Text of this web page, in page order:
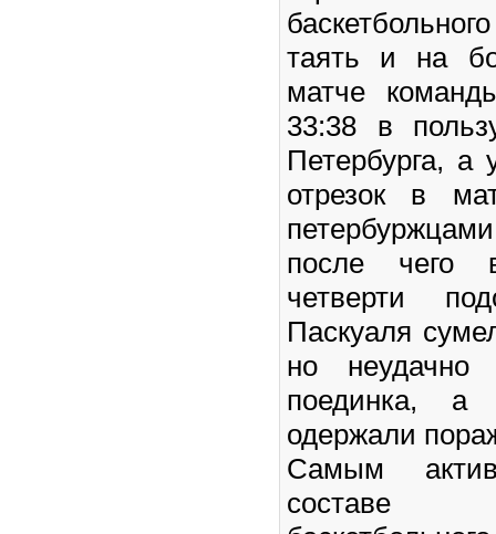
таять и на
матче
33:38 в
Петербурга, а
отрезок в
после чего
четверти
Паскуаля
но неудачно
поединка,
одержали
Самым
составе